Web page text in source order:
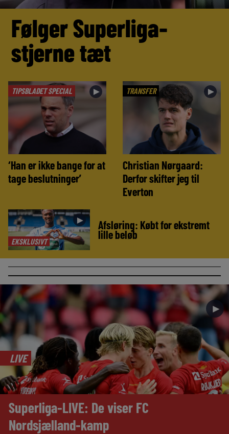
Følger Superliga-
stjerne tæt
TIPSBLADET SPECIAL ►
‘Han er ikke bange for at
tage beslutninger’
TRANSFER ►
Christian Nørgaard:
Derfor skifter jeg til
Everton
EKSKLUSIVT
► Afsløring: Købt for ekstremt
lille beløb
►
LIVE
Superliga-LIVE: De viser FC
Nordsjælland-kamp